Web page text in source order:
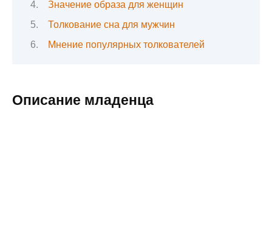
Значение образа для женщин
Толкование сна для мужчин
Мнение популярных толкователей
Описание младенца